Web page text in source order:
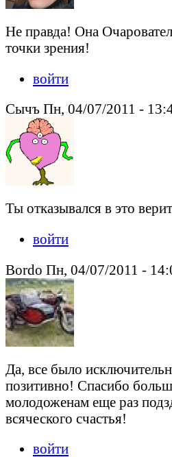
Не правда! Она
точки зрения!
войти
Сычъ Пн, 04/07/2011 -
Ты отказывался в это
войти
Bordo Пн, 04/07/2011 -
Да, все было
позитивно! Спасибо
молодоженам еще раз
всяческого счастья!
войти